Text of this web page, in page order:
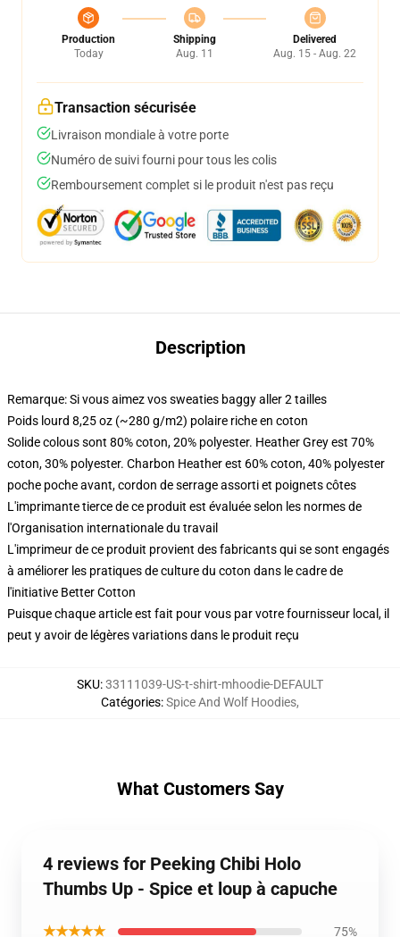
Production
Today
Shipping
Aug. 11
Delivered
Aug. 15 - Aug. 22
Transaction sécurisée
Livraison mondiale à votre porte
Numéro de suivi fourni pour tous les colis
Remboursement complet si le produit n'est pas reçu
Description
Remarque: Si vous aimez vos sweaties baggy aller 2 tailles
Poids lourd 8,25 oz (~280 g/m2) polaire riche en coton
Solide colous sont 80% coton, 20% polyester. Heather Grey est 70%
coton, 30% polyester. Charbon Heather est 60% coton, 40% polyester
poche poche avant, cordon de serrage assorti et poignets côtes
L'imprimante tierce de ce produit est évaluée selon les normes de
l'Organisation internationale du travail
L'imprimeur de ce produit provient des fabricants qui se sont engagés
à améliorer les pratiques de culture du coton dans le cadre de
l'initiative Better Cotton
Puisque chaque article est fait pour vous par votre fournisseur local, il
peut y avoir de légères variations dans le produit reçu
SKU:33111039-US-t-shirt-mhoodie-DEFAULT
Catégories:Spice And Wolf Hoodies,
What Customers Say
4 reviews for Peeking Chibi Holo
Thumbs Up - Spice et loup à capuche
★★★★★ 75%